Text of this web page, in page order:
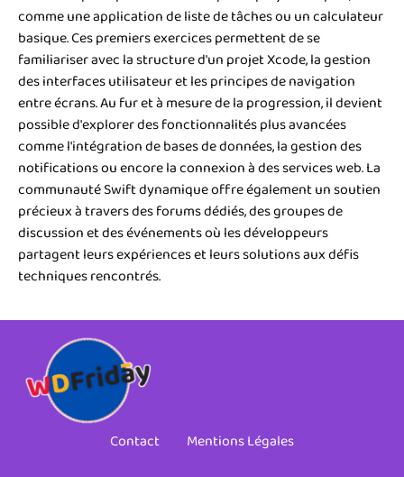
comme une application de liste de tâches ou un calculateur
basique. Ces premiers exercices permettent de se
familiariser avec la structure d'un projet Xcode, la gestion
des interfaces utilisateur et les principes de navigation
entre écrans. Au fur et à mesure de la progression, il devient
possible d'explorer des fonctionnalités plus avancées
comme l'intégration de bases de données, la gestion des
notifications ou encore la connexion à des services web. La
communauté Swift dynamique offre également un soutien
précieux à travers des forums dédiés, des groupes de
discussion et des événements où les développeurs
partagent leurs expériences et leurs solutions aux défis
techniques rencontrés.
Contact Mentions Légales